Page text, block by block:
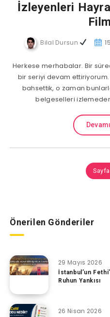
İzleyenleri
Bilal Dursun
Herkese merhabalar. Bir
bir seriyi devam
bahsettik, o zaman
belgeselleri
Önerilen Gönderiler
29 Mayıs 2026
İstanbul’un
Ruhun Yankısı
26 Nisan 2026